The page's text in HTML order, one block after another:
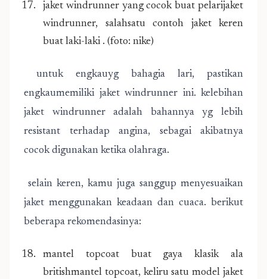
jaket windrunner yang cocok buat pelarijaket
windrunner, salahsatu contoh jaket keren
buat laki-laki . (foto: nike)
untuk engkauyg bahagia lari, pastikan
engkaumemiliki jaket windrunner ini. kelebihan
jaket windrunner adalah bahannya yg lebih
resistant terhadap angina, sebagai akibatnya
cocok digunakan ketika olahraga.
selain keren, kamu juga sanggup menyesuaikan
jaket menggunakan keadaan dan cuaca. berikut
beberapa rekomendasinya:
mantel topcoat buat gaya klasik ala
britishmantel topcoat, keliru satu model jaket